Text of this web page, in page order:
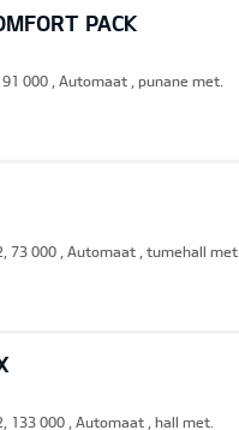
PACK
000 , Automaat , punane met.
73 000 , Automaat , tumehall met.
133 000 , Automaat , hall met.